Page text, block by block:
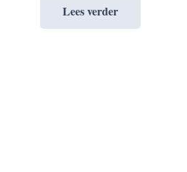
Lees verder